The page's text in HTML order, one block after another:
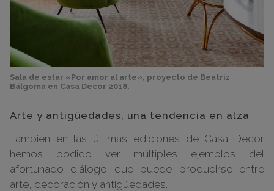
Sala de estar «Por amor al arte», proyecto de Beatriz
Bálgoma en Casa Decor 2018.
Arte y antigüedades, una tendencia en alza
También en las últimas ediciones de Casa Decor
hemos podido ver múltiples ejemplos del
afortunado diálogo que puede producirse entre
arte, decoración y antigüedades.